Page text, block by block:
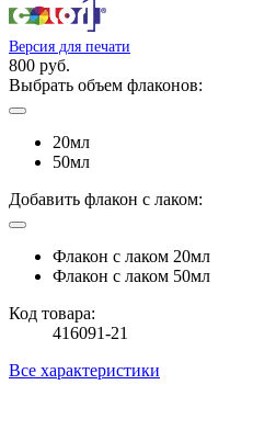
Версия для печати
800 руб.
Выбрать объем флаконов:
20мл
50мл
Добавить флакон с лаком:
Флакон с лаком 20мл
Флакон с лаком 50мл
Код товара:
416091-21
Все характеристики